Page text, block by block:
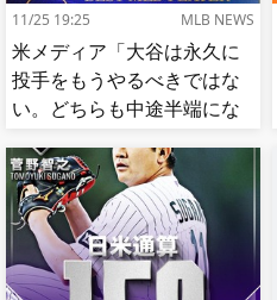
11/25 19:25 MLB NEWS
米メディア「大谷は永久に
投手をもうやるべきではな
い。どちらも中途半端にな